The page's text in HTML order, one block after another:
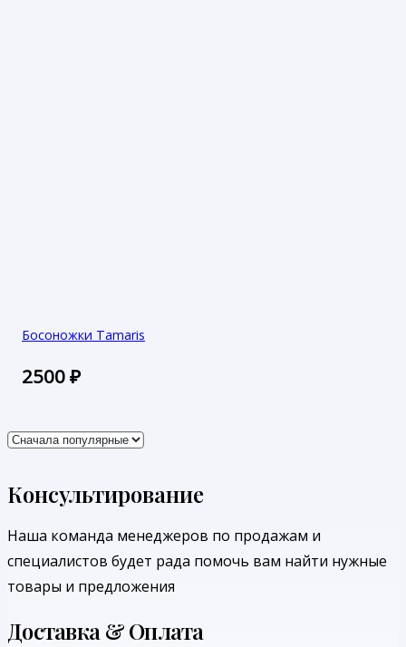
Босоножки Tamaris
2500₽
Консультирование
Наша команда менеджеров по продажам и
специалистов будет рада помочь вам найти нужные
товары и предложения
Доставка & Оплата